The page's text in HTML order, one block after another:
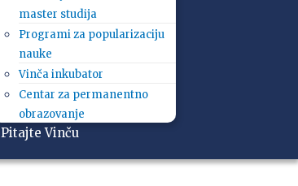
master studija
Programi za popularizaciju
nauke
Vinča inkubator
Centar za permanentno
obrazovanje
Pitajte Vinču